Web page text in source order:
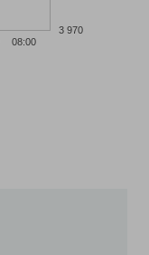
08:00
3 970